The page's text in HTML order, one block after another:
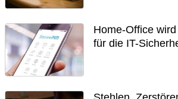
Home-Office
für die IT-